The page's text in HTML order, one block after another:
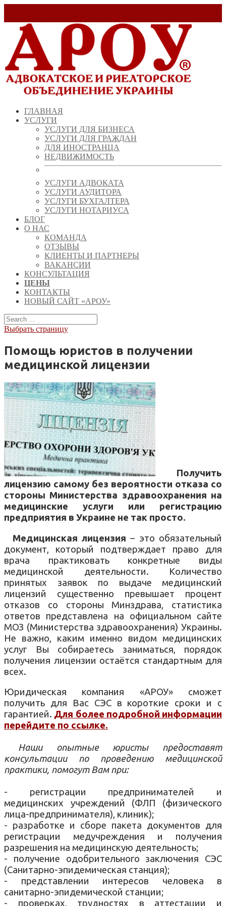
ГЛАВНАЯ
УСЛУГИ
УСЛУГИ ДЛЯ БИЗНЕСА
УСЛУГИ ДЛЯ ГРАЖДАН
ДЛЯ ИНОСТРАНЦА
НЕДВИЖИМОСТЬ
УСЛУГИ АДВОКАТА
УСЛУГИ АУДИТОРА
УСЛУГИ БУХГАЛТЕРА
УСЛУГИ НОТАРИУСА
БЛОГ
О НАС
КОМАНДА
ОТЗЫВЫ
КЛИЕНТЫ И ПАРТНЕРЫ
ВАКАНСИИ
КОНСУЛЬТАЦИЯ
ЦЕНЫ
КОНТАКТЫ
НОВЫЙ САЙТ «АРОУ»
Выбрать страницу
Помощь юристов в получении
медицинской лицензии
Получить
лицензию самому без вероятности отказа со
стороны Министерства здравоохранения на
медицинские услуги или регистрацию
предприятия в Украине не так просто.
Медицинская лицензия – это обязательный
документ, который подтверждает право для
врача практиковать конкретные виды
медицинской деятельности. Количество
принятых заявок по выдаче медицинский
лицензий существенно превышает процент
отказов со стороны Минздрава, статистика
ответов представлена на официальном сайте
МОЗ (Министерства здравоохранения) Украины.
Не важно, каким именно видом медицинских
услуг Вы собираетесь заниматься, порядок
получения лицензии остаётся стандартным для
всех.
Юридическая компания «АРОУ» сможет
получить для Вас СЭС в короткие сроки и с
гарантией. Для более подробной информации
перейдите по ссылке.
Наши опытные юристы предоставят
консультации по проведению медицинской
практики, помогут Вам при:
- регистрации предпринимателей и
медицинских учреждений (ФЛП (физического
лица-предпринимателя), клиник);
- разработке и сборе пакета документов для
регистрации медучреждения и получения
разрешения на медицинскую деятельность;
- получение одобрительного заключения СЭС
(Санитарно-эпидемическая станция);
- представлении интересов человека в
санитарно-эпидемической станции;
- проверках, трудностях в аттестации и